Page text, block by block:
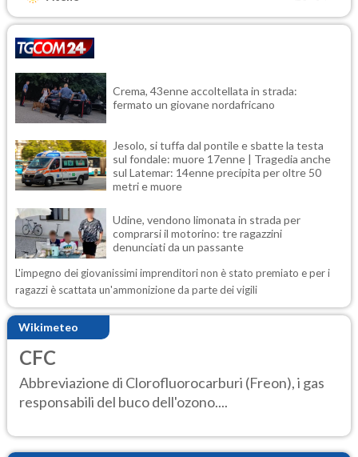
Crema, 43enne accoltellata in strada:
fermato un giovane nordafricano
Jesolo, si tuffa dal pontile e sbatte la testa
sul fondale: muore 17enne | Tragedia anche
sul Latemar: 14enne precipita per oltre 50
metri e muore
Udine, vendono limonata in strada per
comprarsi il motorino: tre ragazzini
denunciati da un passante
L'impegno dei giovanissimi imprenditori non è stato premiato e per i
ragazzi è scattata un'ammonizione da parte dei vigili
Wikimeteo
CFC
Abbreviazione di Clorofluorocarburi (Freon), i gas
responsabili del buco dell'ozono....